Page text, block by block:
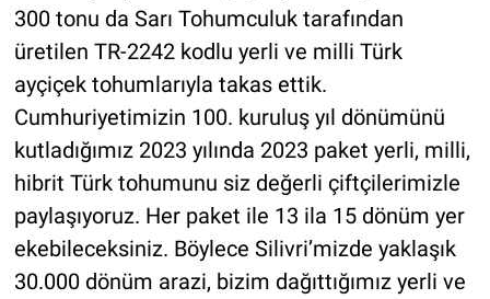
300 tonu da Sarı Tohumculuk tarafından
üretilen TR-2242 kodlu yerli ve milli Türk
ayçiçek tohumlarıyla takas ettik.
Cumhuriyetimizin 100. kuruluş yıl dönümünü
kutladığımız 2023 yılında 2023 paket yerli, milli,
hibrit Türk tohumunu siz değerli çiftçilerimizle
paylaşıyoruz. Her paket ile 13 ila 15 dönüm yer
ekebileceksiniz. Böylece Silivri’mizde yaklaşık
30.000 dönüm arazi, bizim dağıttığımız yerli ve